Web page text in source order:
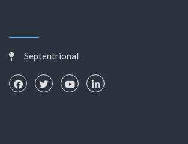
Septentrional